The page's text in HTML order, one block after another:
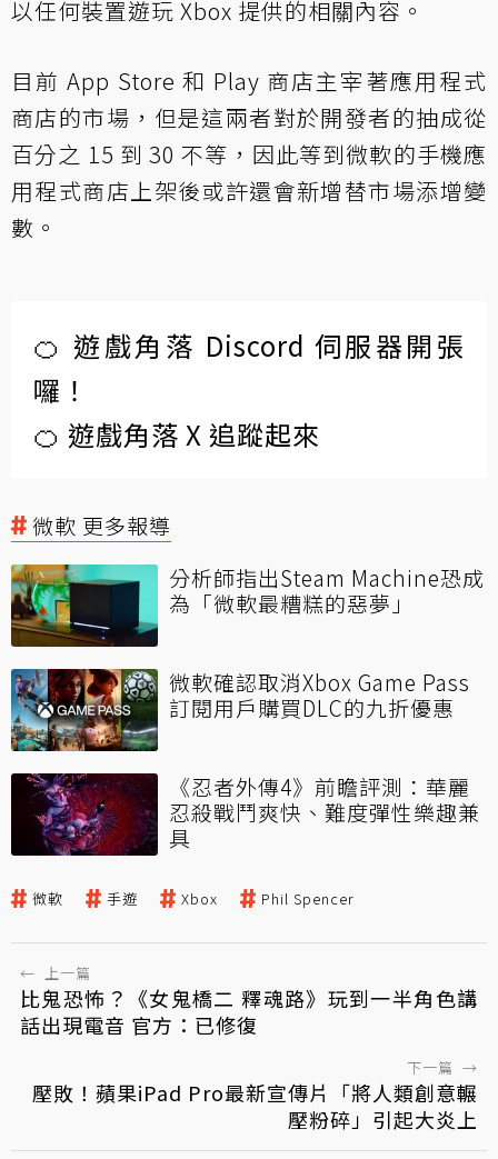
以任何裝置遊玩 Xbox 提供的相關內容。
目前 App Store 和 Play 商店主宰著應用程式
商店的市場，但是這兩者對於開發者的抽成從
百分之 15 到 30 不等，因此等到微軟的手機應
用程式商店上架後或許還會新增替市場添增變
數。
🍊 遊戲角落 Discord 伺服器開張
囉！
🍊 遊戲角落 X 追蹤起來
微軟 更多報導
分析師指出Steam Machine恐成
為「微軟最糟糕的惡夢」
微軟確認取消Xbox Game Pass
訂閱用戶購買DLC的九折優惠
《忍者外傳4》前瞻評測：華麗
忍殺戰鬥爽快、難度彈性樂趣兼
具
微軟 手遊 Xbox Phil Spencer
← 上一篇
比鬼恐怖？《女鬼橋二 釋魂路》玩到一半角色講
話出現電音 官方：已修復
下一篇 →
壓敗！蘋果iPad Pro最新宣傳片「將人類創意輾
壓粉碎」引起大炎上